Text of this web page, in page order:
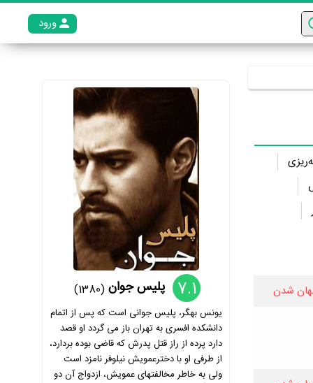
ورود
شدن
7.1 پلیس جوان (1380)
یونس بهگر، پلیس جوانی است که پس از اتمام
دانشکده افسری به تهران باز می گردد او قصد
دارد پرده از راز قتل پدرش که قاضی بوده بردارد،
از طرفی او با دخترعمویش نیلوفر نامزد است
ولی به خاطر مخالفتهای عمویش، ازدواج آن دو